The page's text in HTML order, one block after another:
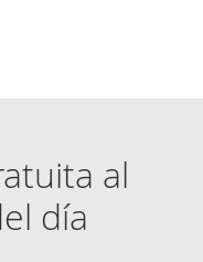
al
día